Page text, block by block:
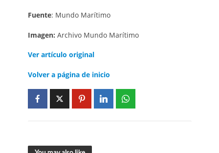
Fuente: Mundo Marítimo
Imagen: Archivo Mundo Marítimo
Ver artículo original
Volver a página de inicio